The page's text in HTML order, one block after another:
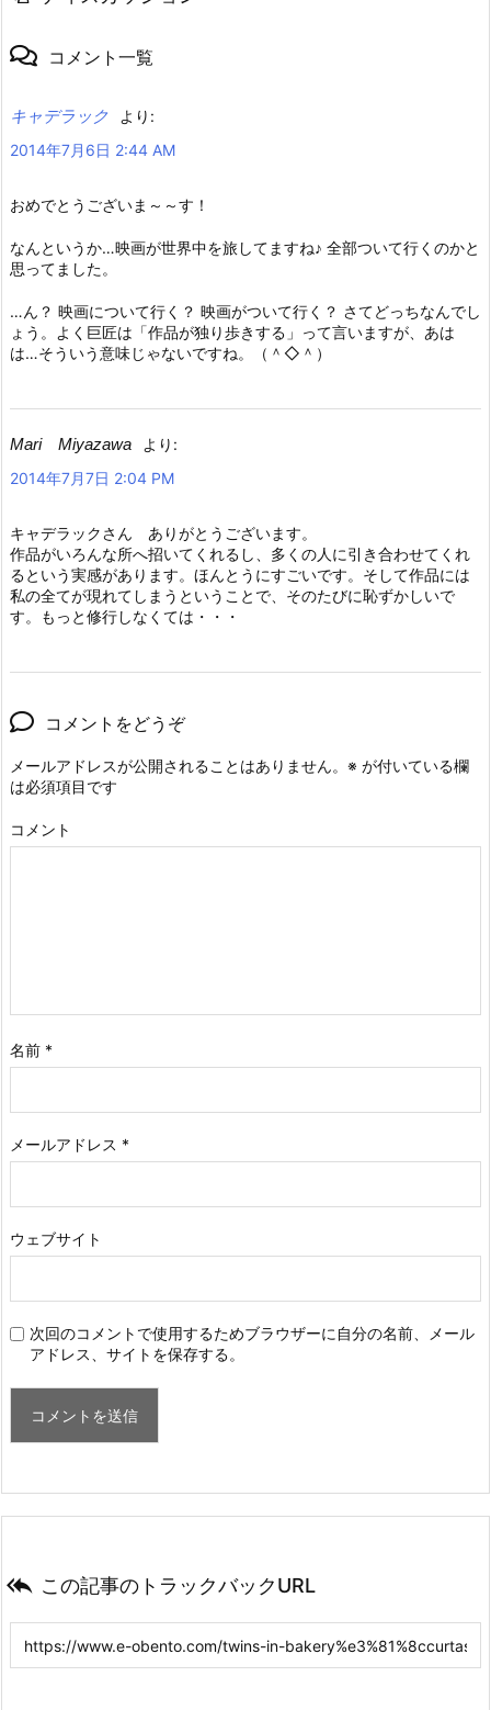
コメント一覧
キャデラック
より:
2014年7月6日 2:44 AM
おめでとうございま～～す！
なんというか…映画が世界中を旅してますね♪ 全部ついて行くのかと
思ってました。
…ん？ 映画について行く？ 映画がついて行く？ さてどっちなんでし
ょう。よく巨匠は「作品が独り歩きする」って言いますが、あは
は…そういう意味じゃないですね。（＾◇＾）
Mari Miyazawa
より:
2014年7月7日 2:04 PM
キャデラックさん ありがとうございます。
作品がいろんな所へ招いてくれるし、多くの人に引き合わせてくれ
るという実感があります。ほんとうにすごいです。そして作品には
私の全てが現れてしまうということで、そのたびに恥ずかしいで
す。もっと修行しなくては・・・
コメントをどうぞ
メールアドレスが公開されることはありません。 ※ が付いている欄
は必須項目です
コメント
名前 *
メールアドレス *
ウェブサイト
次回のコメントで使用するためブラウザーに自分の名前、メール
アドレス、サイトを保存する。
 この記事のトラックバックURL